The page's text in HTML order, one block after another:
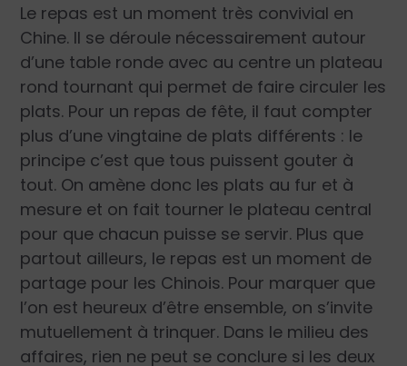
Le repas est un moment très convivial en
Chine. Il se déroule nécessairement autour
d’une table ronde avec au centre un plateau
rond tournant qui permet de faire circuler les
plats. Pour un repas de fête, il faut compter
plus d’une vingtaine de plats différents : le
principe c’est que tous puissent gouter à
tout. On amène donc les plats au fur et à
mesure et on fait tourner le plateau central
pour que chacun puisse se servir. Plus que
partout ailleurs, le repas est un moment de
partage pour les Chinois. Pour marquer que
l’on est heureux d’être ensemble, on s’invite
mutuellement à trinquer. Dans le milieu des
affaires, rien ne peut se conclure si les deux